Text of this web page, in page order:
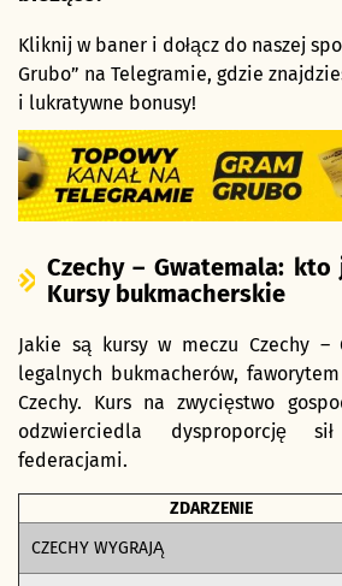
Kliknij w baner i dołącz do naszej
Grubo” na Telegramie, gdzie
i lukratywne bonusy!
Czechy – Gwatemala:
Kursy bukmacherskie
Jakie są kursy w meczu Czechy –
legalnych bukmacherów,
Czechy. Kurs na zwycięstwo
odzwierciedla dysproporcję
federacjami.
ZDARZENIE
CZECHY WYGRAJĄ